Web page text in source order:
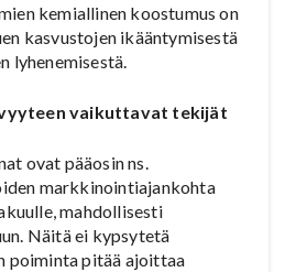
kemiallinen koostumus on
kasvustojen ikääntymisestä
lyhenemisestä.
vaikuttavat tekijät
ovat pääosin ns.
markkinointiajankohta
mahdollisesti
Näitä ei kypsytetä
poiminta pitää ajoittaa